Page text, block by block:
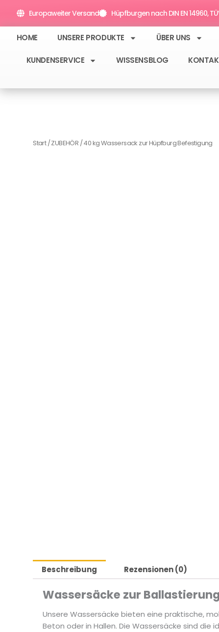
Inhalt
springen
Europaweiter Versand Hüpfburgen nach DIN EN 14960,
HOME UNSERE PRODUKTE ÜBER UNS
KUNDENSERVICE WISSENSBLOG
Start/ZUBEHÖR / 40 kg Wassersack zur Hüpfburg Befestigung
Beschreibung Rezensionen (0)
Wassersäcke zur
Unsere Wassersäcke bieten eine praktische,
Beton oder in Hallen. Die Wassersäcke sind